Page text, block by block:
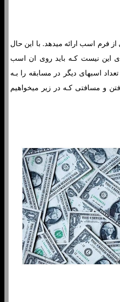
فرم اسب ارائه میدهد. با این حال
این نیست کـه باید روی ان اسب
اسبهای دیگر در مسابقه را بـه
و مسافتی کـه در زیر میخواهیم